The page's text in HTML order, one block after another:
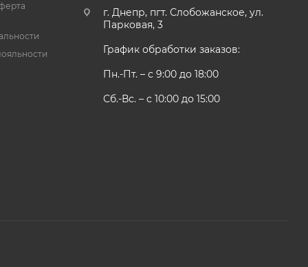
г. Днепр, пгт. Слобожанское, ул.
Парковая, 3
График обработки заказов:
Пн.-Пт. – с 9:00 до 18:00
Сб.-Вс. – с 10:00 до 15:00